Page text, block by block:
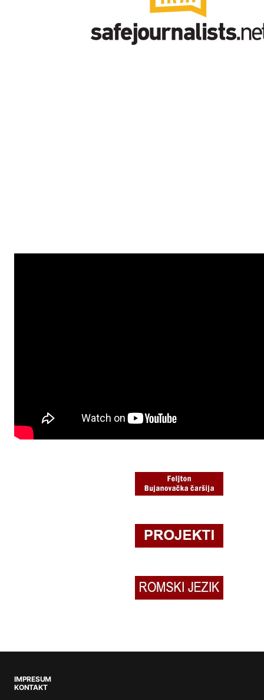
IMPRESUM
KONTAKT